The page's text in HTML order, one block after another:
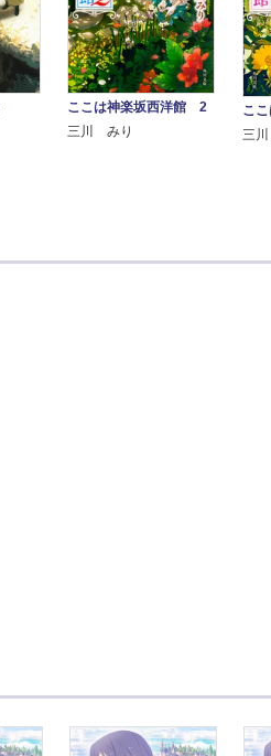
ここは神楽坂西洋館 2
三川 みり
こ
三